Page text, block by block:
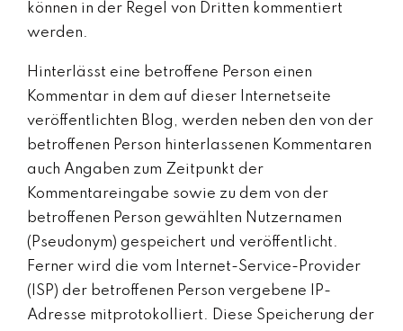
können in der Regel von Dritten kommentiert
werden.
Hinterlässt eine betroffene Person einen
Kommentar in dem auf dieser Internetseite
veröffentlichten Blog, werden neben den von der
betroffenen Person hinterlassenen Kommentaren
auch Angaben zum Zeitpunkt der
Kommentareingabe sowie zu dem von der
betroffenen Person gewählten Nutzernamen
(Pseudonym) gespeichert und veröffentlicht.
Ferner wird die vom Internet-Service-Provider
(ISP) der betroffenen Person vergebene IP-
Adresse mitprotokolliert. Diese Speicherung der